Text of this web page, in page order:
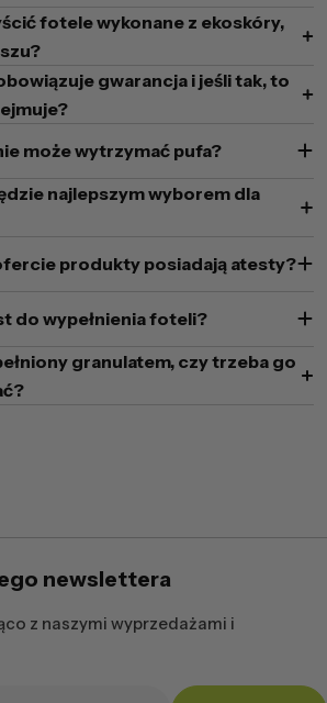
fotele wykonane z ekoskóry,
gwarancja i jeśli tak, to
może wytrzymać pufa?
najlepszym wyborem dla
produkty posiadają atesty?
do wypełnienia foteli?
granulatem, czy trzeba go
newslettera
z naszymi wyprzedażami i